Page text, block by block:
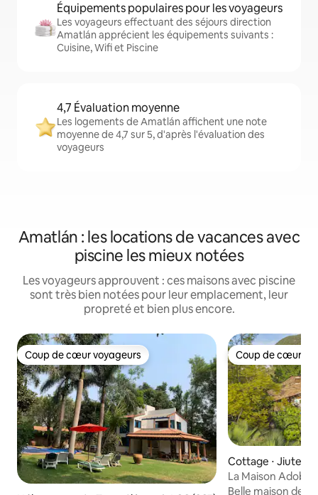
Équipements populaires pour les voyageurs
Les voyageurs effectuant des séjours direction
Amatlán apprécient les équipements suivants :
Cuisine, Wifi et Piscine
4,7 Évaluation moyenne
Les logements de Amatlán affichent une note
moyenne de 4,7 sur 5, d'après l'évaluation des
voyageurs
Amatlán : les locations de vacances avec
piscine les mieux notées
Les voyageurs approuvent : ces maisons avec piscine
sont très bien notées pour leur emplacement, leur
propreté et bien plus encore.
Coup de cœur voyageurs
Coup de cœur voyageurs Coup de cœur
Coup de cœur
Cottage ⋅
La Maison
Belle maison de